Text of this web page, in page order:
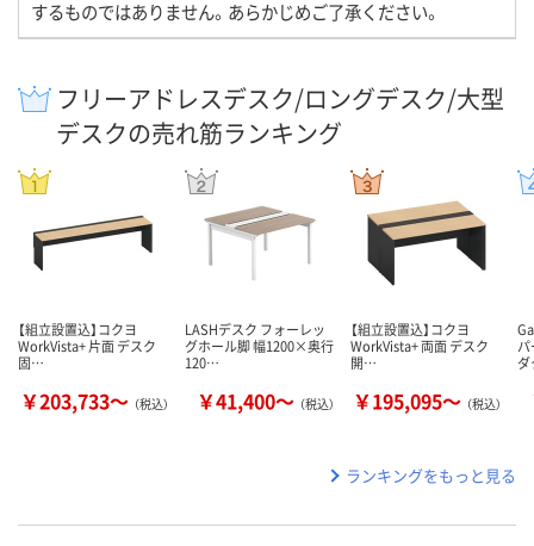
するものではありません。あらかじめご了承ください。
フリーアドレスデスク/ロングデスク/大型
デスクの売れ筋ランキング
【組立設置込】コクヨ
WorkVista+ 片面 デスク
固…
￥203,733～ （税込）
LASHデスク フォーレッ
グホール脚 幅1200×奥行
120…
￥41,400～ （税込）
【組立設置込】コクヨ
WorkVista+ 両面 デスク
開…
￥195,095～ （税込）
ランキングをもっと見る